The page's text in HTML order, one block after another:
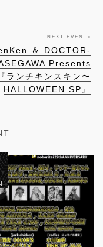
NEXT EVENT »
＆ DOCTOR-
Presents
『ランチキンスキン〜
HALLOWEEN SP』